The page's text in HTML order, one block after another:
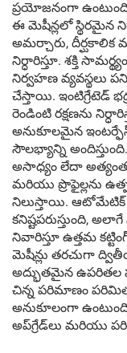
ప్రయోజనంగా ఉంటుంది,
ఈ మెషీన్లలో స్థిరమైన
అమర్చారు, దీర్ఘకాలిక
నిర్ధారిస్తూ. శక్తి
నిర్వహణ వ్యవస్థలు
చేస్తాయి. ఇంటిగ్రేటెడ్
రెండింటి రక్షణను
అనుకూలమైన
సౌలభ్యాన్ని
అసాధ్యం లేదా అత్యంత
మరియు ప్రొఫైల్లను
నిలుస్తాయి. ఆటోమేటిక్
కనిష్టపరుస్తుంది,
నివారిస్తూ ఉత్తమ
మెషీన్లు తరచుగా
అద్భుతమైన ఉపరితల
చిన్న పరిమాణం
అనుకూలంగా
అప్‌గ్రేడ్‌లు మరియు